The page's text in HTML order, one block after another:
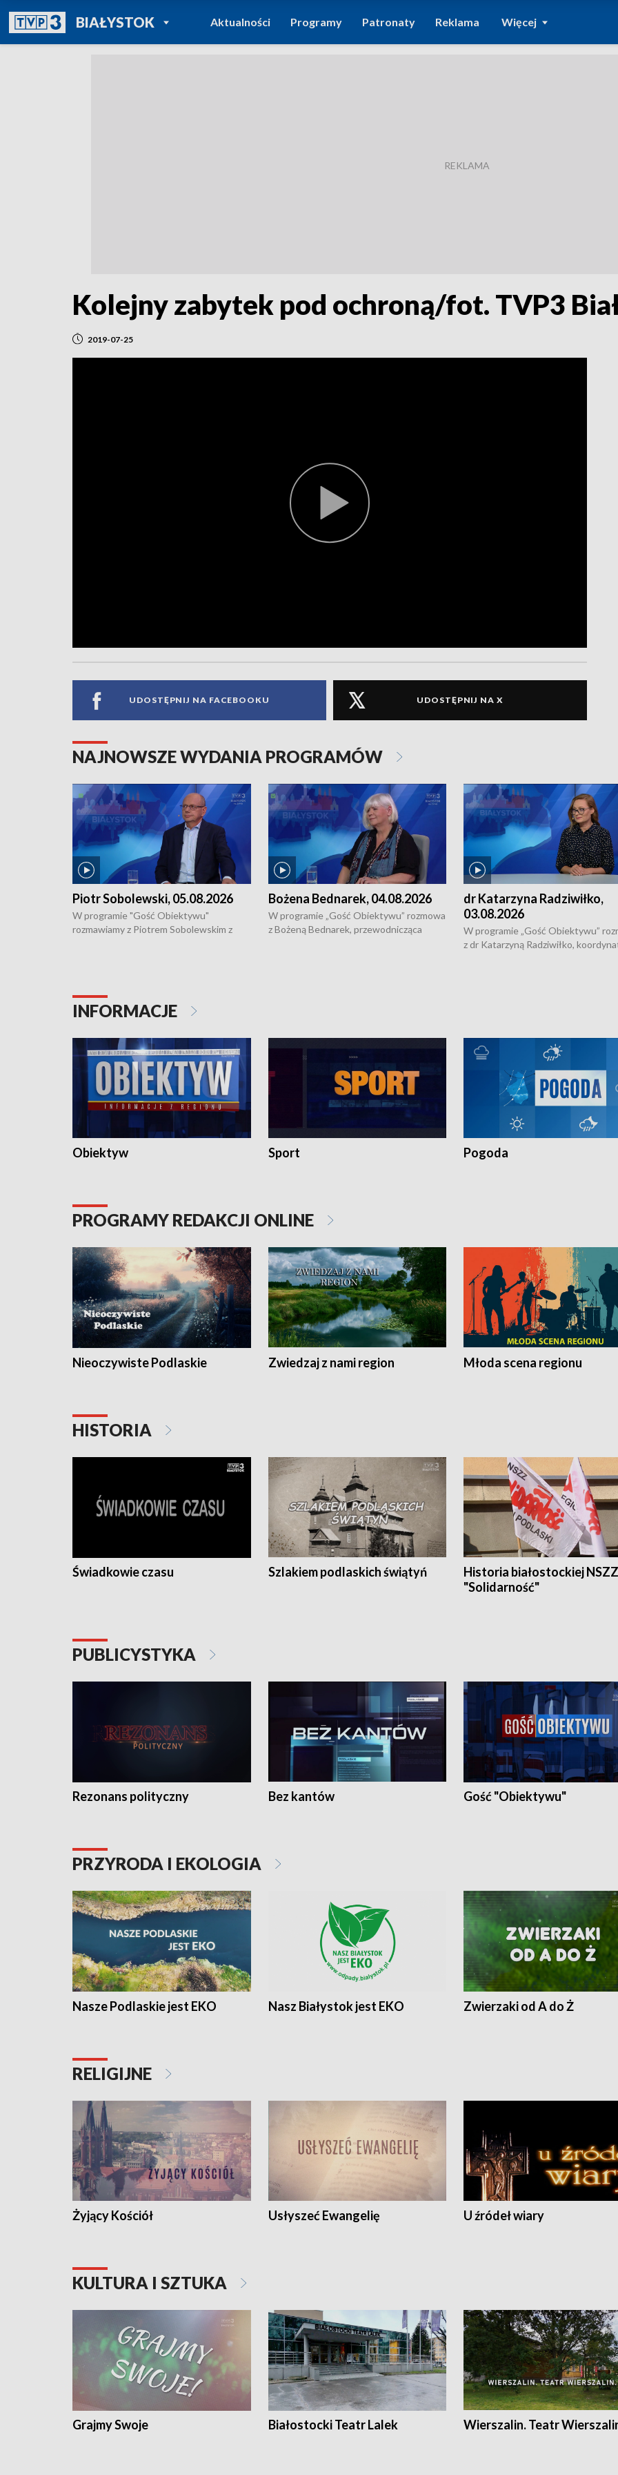
BIAŁYSTOKPOWRÓT DO
TVP REGIONY
Aktualności Programy Patronaty Reklama Więcej
Kolejny zabytek pod ochroną/fot. TVP3
2019-07-25
UDOSTĘPNIJ NA FACEBOOKU UDOSTĘPNIJ NA X
NAJNOWSZE WYDANIA PROGRAMÓW
Piotr Sobolewski, 05.08.2026
W programie "Gość Obiektywu"
rozmawiamy z Piotrem Sobolewskim z
Bożena Bednarek, 04.08.2026
W programie „Gość Obiektywu” rozmowa
z Bożeną Bednarek, przewodnicząca
dr Katarzyna Radziwiłko,
03.08.2026
W programie „Gość Obiektywu”
z dr Katarzyną Radziwiłko,
INFORMACJE
Obiektyw Sport Pogoda
PROGRAMY REDAKCJI ONLINE
Nieoczywiste Podlaskie Zwiedzaj z nami region Młoda scena regionu
HISTORIA
Świadkowie czasu Szlakiem podlaskich świątyń
Historia białostockiej NSZZ
"Solidarność"
PUBLICYSTYKA
Rezonans polityczny Bez kantów Gość "Obiektywu"
PRZYRODA I EKOLOGIA
Nasze Podlaskie jest EKO Nasz Białystok jest EKO Zwierzaki od A do Ż
RELIGIJNE
Żyjący Kościół Usłyszeć Ewangelię U źródeł wiary
KULTURA I SZTUKA
Grajmy Swoje Białostocki Teatr Lalek Wierszalin. Teatr